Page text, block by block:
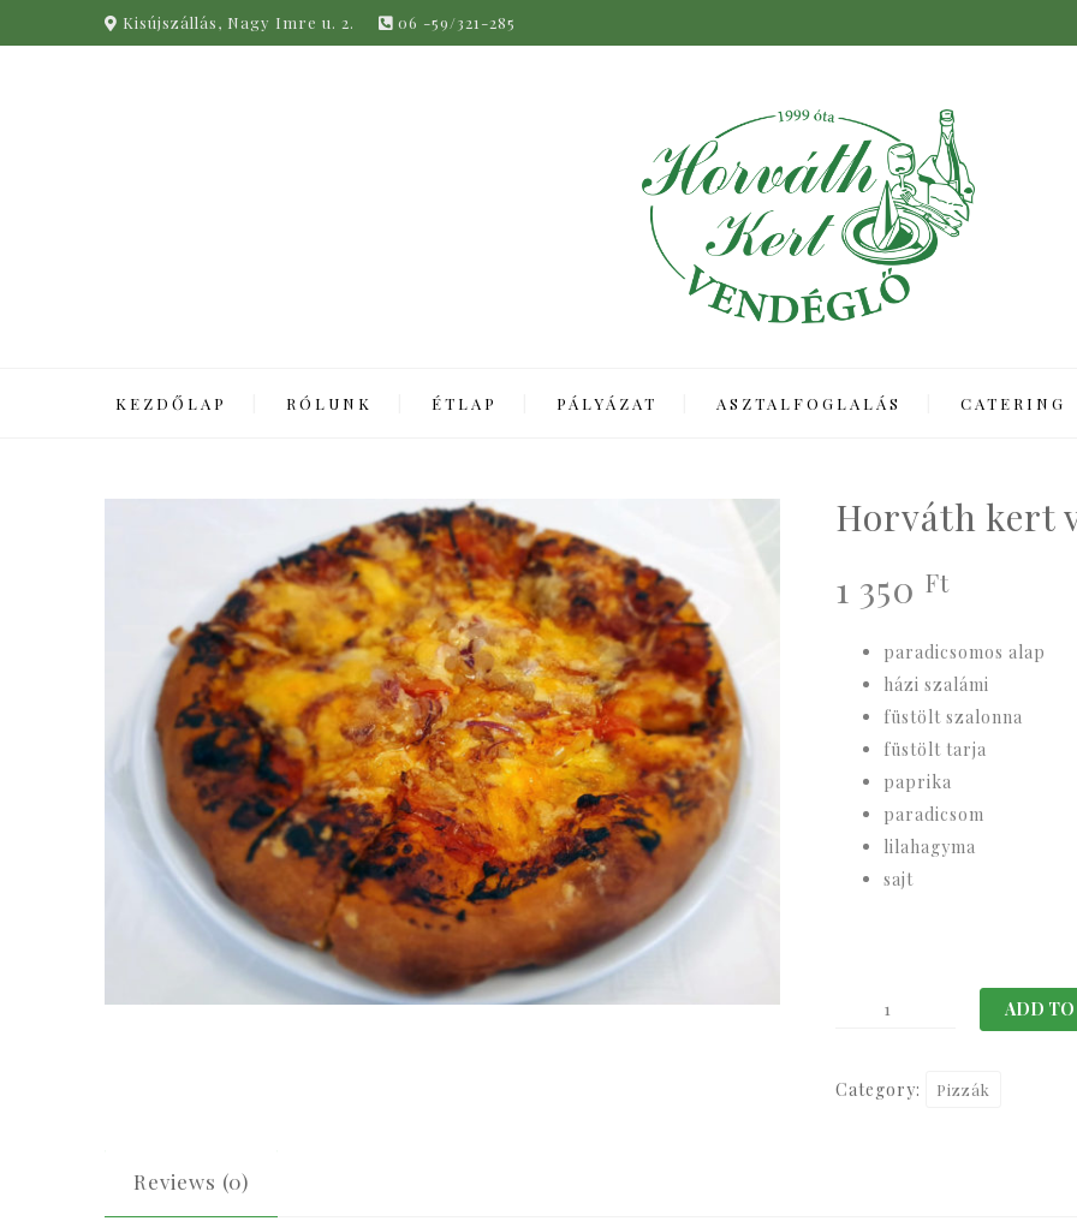
Kisújszállás, Nagy Imre u. 2. 06 -59/321-285
KEZDŐLAP RÓLUNK ÉTLAP PÁLYÁZAT ASZTALFOGLALÁS CATERING
Horváth kert
1 350Ft
paradicsomos alap
házi szalámi
füstölt szalonna
füstölt tarja
paprika
paradicsom
lilahagyma
sajt
Horváth
pizzája
ADD
Category: Pizzák
Reviews (0)